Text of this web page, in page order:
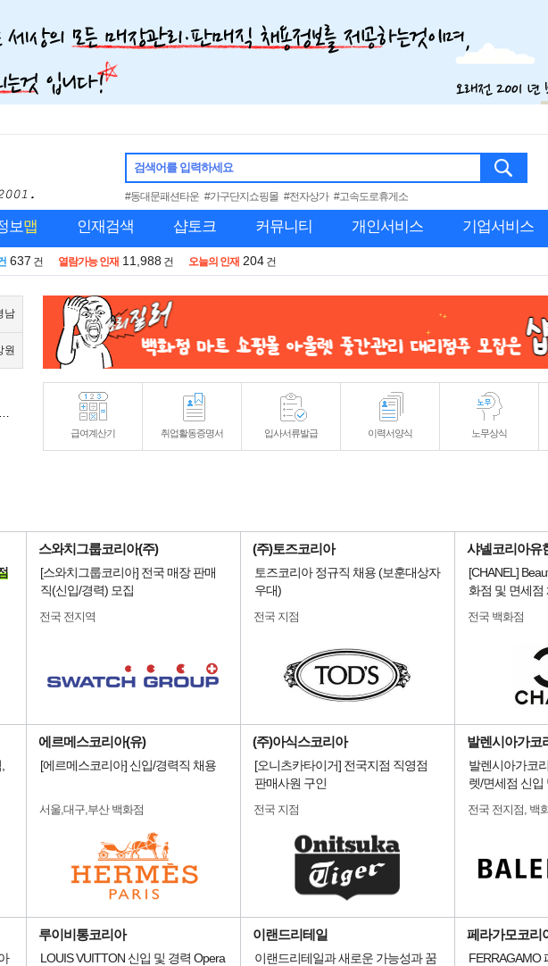
검색어를 입력하세요
#동대문패션타운 #가구단지쇼핑몰 #전자상가 #고속도로휴게소
보맵 인재검색 샵토크 커뮤니티 개인서비스 기업서비스
637 건 열람가능 인재 11,988 건 오늘의 인재 204 건
남
원
급여계산기 취업활동증명서 입사서류발급 이력서양식 노무상식
스와치그룹코리아(주)
[스와치그룹코리아] 전국 매장 판매
직(신입/경력) 모집
전국 전지역
(주)토즈코리아
토즈코리아 정규직 채용 (보훈대상자
우대)
전국 지점
샤넬코리아유
[CHANEL]
화점 및 면세점
전국 백화점
에르메스코리아(유)
[에르메스코리아] 신입/경력직 채용
서울,대구,부산 백화점
(주)아식스코리아
[오니츠카타이거] 전국지점 직영점
판매사원 구인
전국 지점
발렌시아가코
발렌시아가코
렛/면세점 신입
전국 전지점, 백
루이비통코리아
LOUIS VUITTON 신입 및 경력 Opera
이랜드리테일
이랜드리테일과 새로운 가능성과 꿈
페라가모코리
FERRAGAMO